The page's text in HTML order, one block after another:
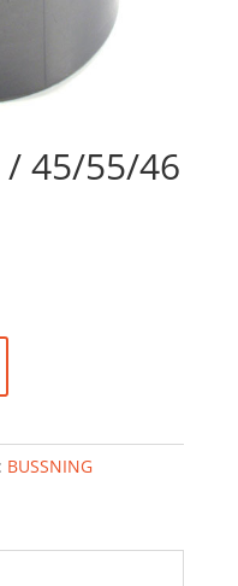
/ 45/55/46
BUSSNING